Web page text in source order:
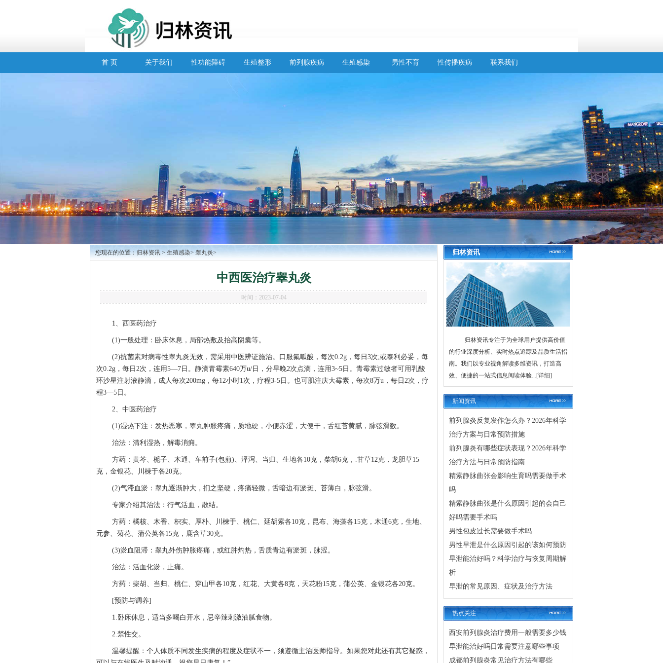
首 页 关于我们 性功能障碍 生殖整形 前列腺疾病 生殖感染 男性不育 性传播疾病 联系我们
您现在的位置： 归林资讯>生殖感染>睾丸炎>
中西医治疗睾丸炎
时间：2023-07-04
1、西医药治疗
(1)一般处理：卧床休息，局部热敷及抬高阴囊等。
(2)抗菌素对病毒性睾丸炎无效，需采用中医辨证施治。口服氟呱酸，每次0.2g，每日3次;或泰利必妥，每
次0.2g，每日2次，连用5—7日。静滴青霉素640万u/日，分早晚2次点滴，连用3~5日。青霉素过敏者可用乳酸
环沙星注射液静滴，成人每次200mg，每12小时1次，疗程3-5日。也可肌注庆大霉素，每次8万u，每日2次，疗
程3—5日。
2、中医药治疗
(1)湿热下注：发热恶寒，睾丸肿胀疼痛，质地硬，小便赤涩，大便干，舌红苔黄腻，脉弦滑数。
治法：清利湿热，解毒消痈。
方药：黄芩、栀子、木通、车前子(包煎)、泽泻、当归、生地各10克，柴胡6克，.甘草12克，龙胆草15
克，金银花、川楝于各20克。
(2)气滞血淤：睾丸逐渐肿大，扪之坚硬，疼痛轻微，舌暗边有淤斑、苔薄白，脉弦滑。
专家介绍其治法：行气活血，散结。
方药：橘核、木香、枳实、厚朴、川楝于、桃仁、延胡索各10克，昆布、海藻各15克，木通6克，生地、
元参、菊花、蒲公英各15克，鹿含草30克。
(3)淤血阻滞：睾丸外伤肿胀疼痛，或红肿灼热，舌质青边有淤斑，脉涩。
治法：活血化淤，止痛。
方药：柴胡、当归、桃仁、穿山甲各10克，红花、大黄各8克，天花粉15克，蒲公英、金银花各20克。
[预防与调养]
1.卧床休息，适当多喝白开水，忌辛辣刺激油腻食物。
2.禁性交。
温馨提醒：个人体质不同发生疾病的程度及症状不一，须遵循主治医师指导。如果您对此还有其它疑惑，
归林资讯
归林资讯专注于为全球用户提供高价值
的行业深度分析、实时热点追踪及品质生活指
南。我们以专业视角解读多维资讯，打造高
效、便捷的一站式信息阅读体验... [详细]
新闻资讯
前列腺炎反复发作怎么办？2026年科学
治疗方案与日常预防措施
前列腺炎有哪些症状表现？2026年科学
治疗方法与日常预防指南
精索静脉曲张会影响生育吗需要做手术
吗
精索静脉曲张是什么原因引起的会自己
好吗需要手术吗
男性包皮过长需要做手术吗
男性早泄是什么原因引起的该如何预防
早泄能治好吗？科学治疗与恢复周期解
析
早泄的常见原因、症状及治疗方法
热点关注
西安前列腺炎治疗费用一般需要多少钱
早泄能治好吗日常需要注意哪些事项
成都前列腺炎常见治疗方法有哪些